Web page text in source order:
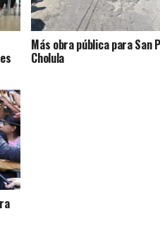
Más obra pública para San
Cholula